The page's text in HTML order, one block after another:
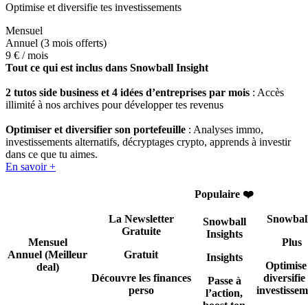
Optimise et diversifie tes investissements
Mensuel
Annuel (3 mois offerts)
9 € / mois
Tout ce qui est inclus dans Snowball Insight
2 tutos side business et 4 idées d’entreprises par mois : Accès
illimité à nos archives pour développer tes revenus
Optimiser et diversifier son portefeuille : Analyses immo,
investissements alternatifs, décryptages crypto, apprends à investir
dans ce que tu aimes.
En savoir +
Mensuel
Annuel (Meilleur
deal)
La Newsletter
Gratuite
Gratuit
Découvre les finances
perso
Populaire ❤️
Snowball
Insights
Insights
Passe à
l’action,
Plus
diversifie